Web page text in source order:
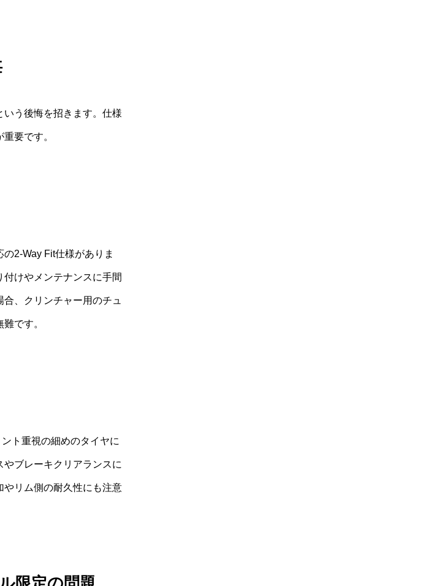
う後悔を招きます。仕様
要です。
2-Way Fit仕様がありま
けやメンテナンスに手間
、クリンチャー用のチュ
です。
ト重視の細めのタイヤに
ブレーキクリアランスに
やリム側の耐久性にも注意